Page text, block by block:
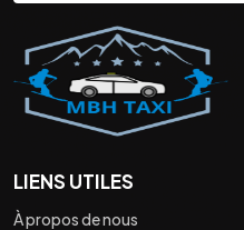
LIENS UTILES
À propos de nous